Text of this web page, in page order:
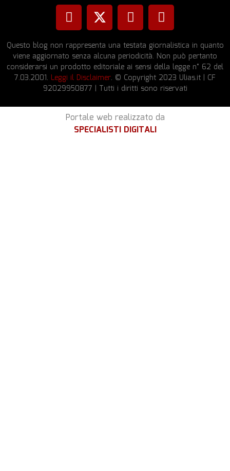
Questo blog non rappresenta una testata giornalistica in quanto
viene aggiornato senza alcuna periodicità. Non può pertanto
considerarsi un prodotto editoriale ai sensi della legge n° 62 del
7.03.2001. Leggi il Disclaimer. © Copyright 2023 Ulias.it | CF
92029950877 | Tutti i diritti sono riservati
Portale web realizzato da
SPECIALISTI DIGITALI